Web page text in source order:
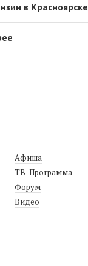
в Красноярске
Афиша
ТВ-Программа
Форум
Видео